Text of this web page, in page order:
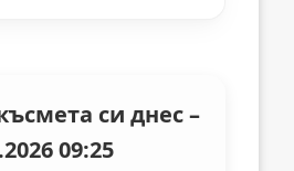
си днес –
09:25